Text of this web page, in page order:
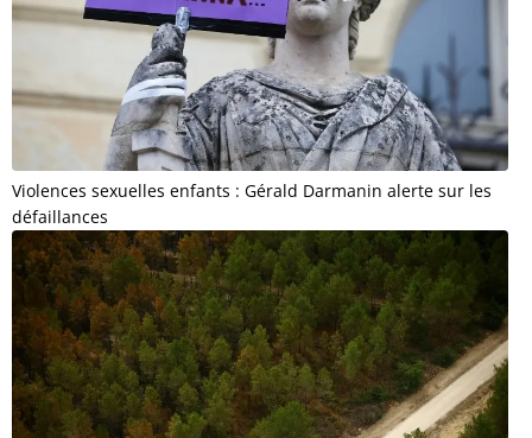
Violences sexuelles enfants : Gérald Darmanin alerte sur les
défaillances